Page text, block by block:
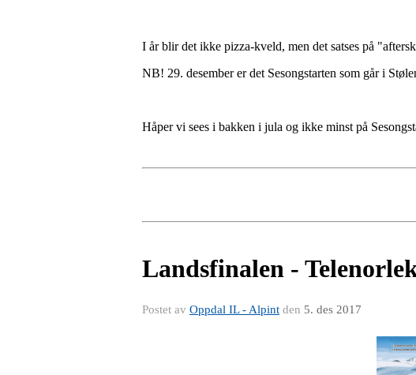
I år blir det ikke pizza-kveld, men det satses på
NB! 29. desember er det Sesongstarten som går i
Håper vi sees i bakken i jula og ikke minst på
Landsfinalen -
Postet av Oppdal IL - Alpint den 5. des 2017